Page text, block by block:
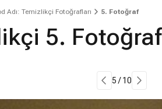
Adı: Temizlikçi Fotoğrafları 5. Fotoğraf
5. Fotoğraf
5 / 10